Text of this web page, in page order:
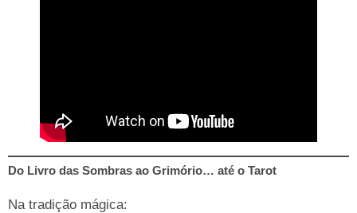
Do Livro das Sombras ao Grimório… até o Tarot
Na tradição mágica: